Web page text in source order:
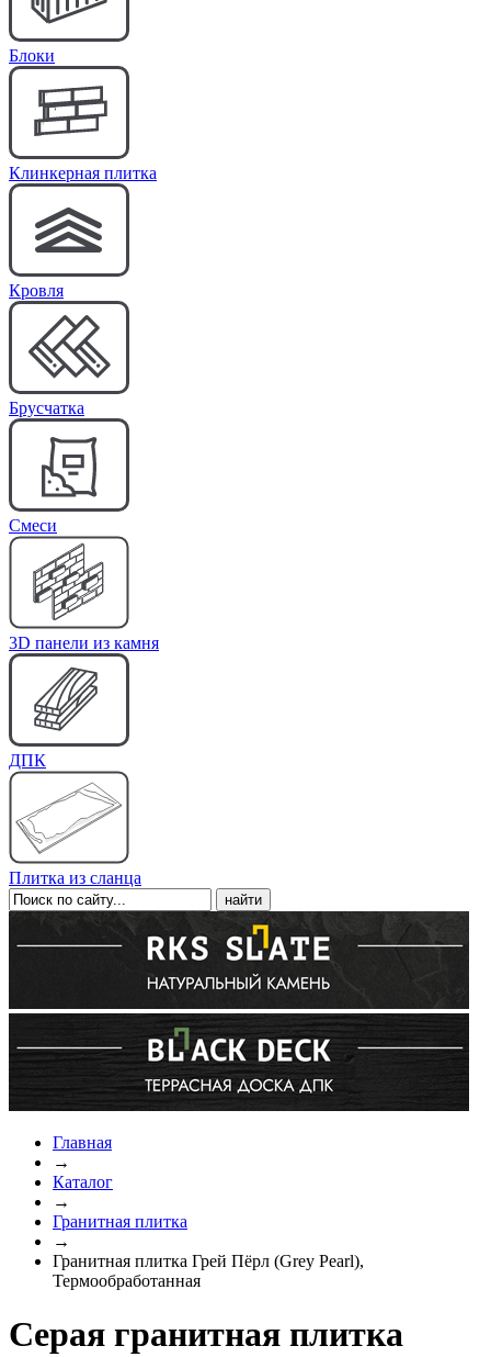
Блоки
Клинкерная плитка
Кровля
Брусчатка
Cмеси
3D панели из камня
ДПК
Плитка из сланца
Главная
→
Каталог
→
Гранитная плитка
→
Гранитная плитка Грей Пёрл (Grey Pearl),
Термообработанная
Серая гранитная плитка